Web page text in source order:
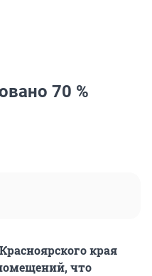
70 %
края
что